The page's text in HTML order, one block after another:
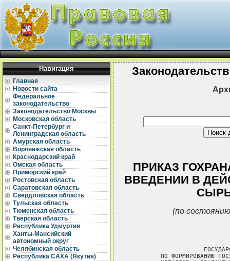
Навигация
Главная
Новости сайта
Федеральное
законодательство
Законодательство Москвы
Московская область
Санкт-Петербург и
Ленинградская область
Амурская область
Воронежская область
Краснодарский край
Омская область
Приморский край
Ростовская область
Саратовская область
Свердловская область
Тульская область
Тюменская область
Тверская область
Республика Удмуртия
Ханты-Мансийский
автономный округ
Челябинская область
Республика САХА (Якутия)
ПРИКАЗ
ВВЕДЕНИИ В
(по
ПО ФОРМИРОВАНИЮ